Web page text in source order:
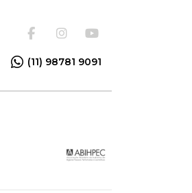
(11) 98781 9091